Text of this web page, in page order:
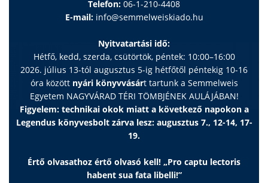
Telefon: 06-1-210-4408
E-mail: info@semmelweiskiado.hu
Nyitvatartási idő:
Hétfő, kedd, szerda, csütörtök, péntek: 10:00–16:00
2026. július 13-tól augusztus 5-ig hétfőtől péntekig 10-16
óra között nyári könyvvásárt tartunk a Semmelweis
Egyetem NAGYVÁRAD TÉRI TÖMBJÉNEK AULÁJÁBAN!
Figyelem: technikai okok miatt a következő napokon a
Legendus könyvesbolt zárva lesz: augusztus 7., 12-14, 17-
19.
Értő olvasathoz értő olvasó kell! „Pro captu lectoris
habent sua fata libelli!”